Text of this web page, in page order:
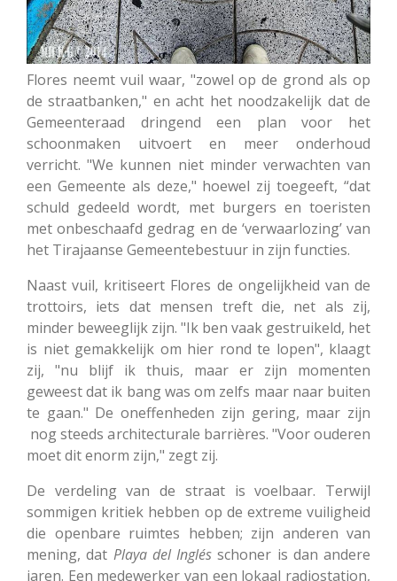
Flores neemt vuil waar, "zowel op de grond als op
de straatbanken," en acht het noodzakelijk dat de
Gemeenteraad dringend een plan voor het
schoonmaken uitvoert en meer onderhoud
verricht. "We kunnen niet minder verwachten van
een Gemeente als deze," hoewel zij toegeeft, “dat
schuld gedeeld wordt, met burgers en toeristen
met onbeschaafd gedrag en de ‘verwaarlozing’ van
het Tirajaanse Gemeentebestuur in zijn functies.
Naast vuil, kritiseert Flores de ongelijkheid van de
trottoirs, iets dat mensen treft die, net als zij,
minder beweeglijk zijn. "Ik ben vaak gestruikeld, het
is niet gemakkelijk om hier rond te lopen", klaagt
zij, "nu blijf ik thuis, maar er zijn momenten
geweest dat ik bang was om zelfs maar naar buiten
te gaan." De oneffenheden zijn gering, maar zijn
nog steeds architecturale barrières. "Voor ouderen
moet dit enorm zijn," zegt zij.
De verdeling van de straat is voelbaar. Terwijl
sommigen kritiek hebben op de extreme vuiligheid
die openbare ruimtes hebben; zijn anderen van
mening, dat Playa del Inglés schoner is dan andere
jaren. Een medewerker van een lokaal radiostation,